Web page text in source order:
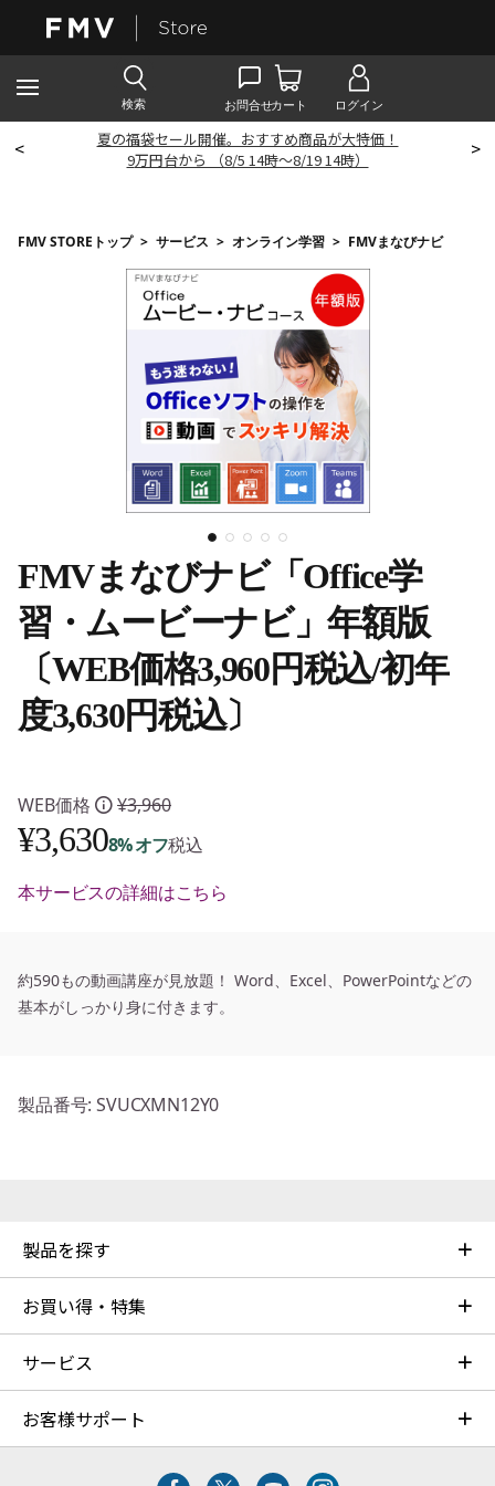
夏の福袋セール開催。おすすめ商品が大特価！
9万円台から （8/5 14時～8/19 14時）
< >
FMV STOREトップ > サービス > オンライン学習 > FMVまなびナビ
FMVまなびナビ「Office学
習・ムービーナビ」年額版
〔WEB価格3,960円税込/初年
度3,630円税込〕
WEB価格 ¥3,960
¥3,6308% オフ税込
特別割引 :-¥330
本サービスの詳細はこちら
約590もの動画講座が見放題！ Word、Excel、PowerPointなどの
基本がしっかり身に付きます。
製品番号: SVUCXMN12Y0
製品を探す
お買い得・特集
サービス
お客様サポート